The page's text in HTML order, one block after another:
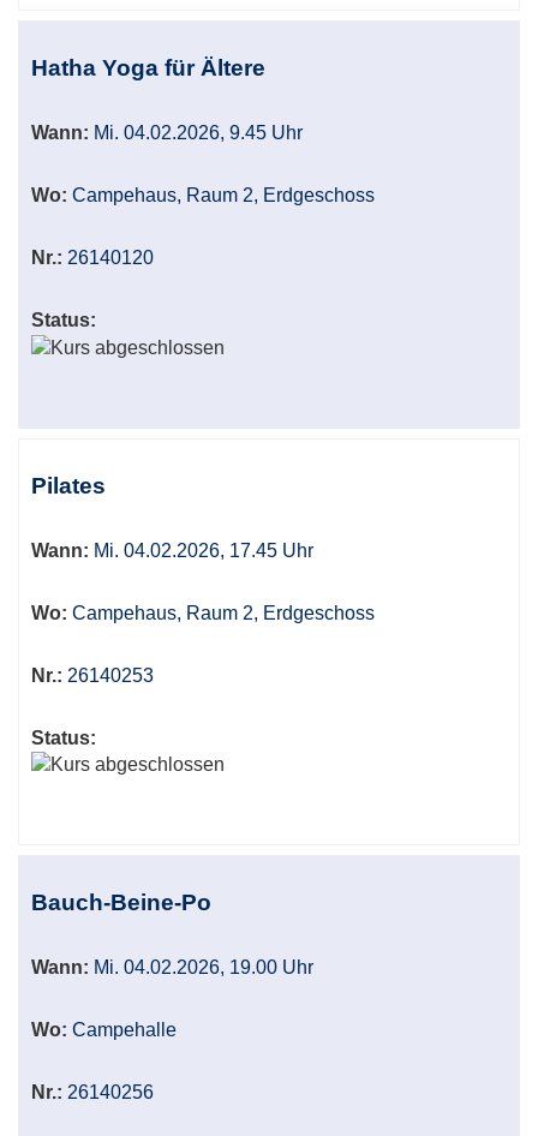
Hatha Yoga für Ältere
Wann: Mi. 04.02.2026, 9.45 Uhr
Wo: Campehaus, Raum 2, Erdgeschoss
Nr.: 26140120
Status:
Pilates
Wann: Mi. 04.02.2026, 17.45 Uhr
Wo: Campehaus, Raum 2, Erdgeschoss
Nr.: 26140253
Status:
Bauch-Beine-Po
Wann: Mi. 04.02.2026, 19.00 Uhr
Wo: Campehalle
Nr.: 26140256